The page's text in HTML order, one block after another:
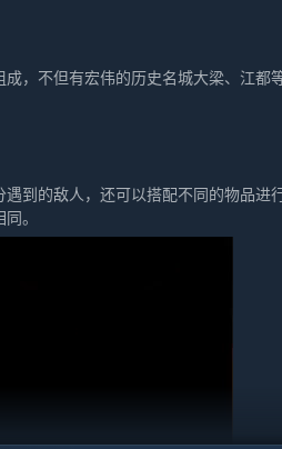
，不但有宏伟的历史名城大梁、江都
到的敌人，还可以搭配不同的物品
。